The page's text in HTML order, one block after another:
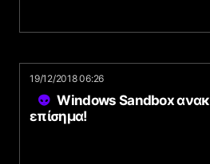
19/12/2018 06:26
Windows Sandbox
επίσημα!